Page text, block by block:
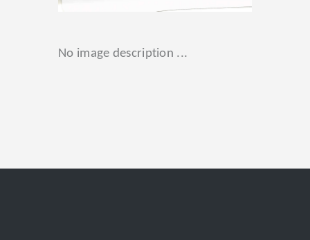
No image description ...